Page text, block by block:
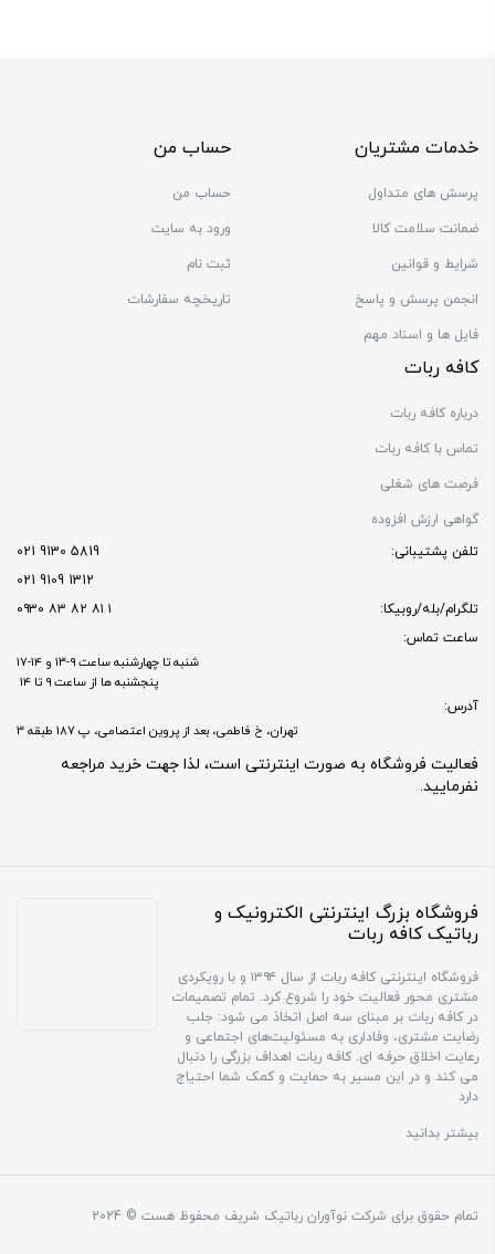
خدمات مشتریان
پرسش های متداول
ضمانت سلامت کالا
شرایط و قوانین
انجمن پرسش و پاسخ
فایل ها و اسناد مهم
حساب من
حساب من
ورود به سایت
ثبت نام
تاریخچه سفارشات
کافه ربات
درباره کافه ربات
تماس با کافه ربات
فرصت های شغلی
گواهی ارزش افزوده
تلفن پشتیبانی:
5819 9130 021
1312 9109 021
تلگرام/بله/روبیکا:
۱ ۸۱ ۸۲ ۸۳ ۰۹۳۰
ساعت تماس:
شنبه تا چهارشنبه ساعت ۹-۱۳ و ۱۴-۱۷
پنجشنبه ها از ساعت ۹ تا ۱۴
آدرس:
تهران، خ فاطمی، بعد از پروین اعتصامی، پ 187 طبقه 3
فعالیت فروشگاه به صورت اینترنتی است، لذا جهت خرید مراجعه
نفرمایید.
فروشگاه بزرگ اینترنتی الکترونیک و
رباتیک کافه ربات
فروشگاه اینترنتی کافه ربات از سال ۱۳۹۴ و با رویکردی
مشتری محور فعالیت خود را شروع کرد. تمام تصمیمات
در کافه ربات بر مبنای سه اصل اتخاذ می شود: جلب
رضایت مشتری، وفاداری به مسئولیت‌های اجتماعی و
رعایت اخلاق حرفه ای. کافه ربات اهداف بزرگی را دنبال
می کند و در این مسیر به حمایت و کمک شما احتیاج
دارد
بیشتر بدانید
تمام حقوق برای شرکت نوآوران رباتیک شریف محفوظ هست © 2024